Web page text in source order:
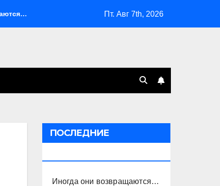
Или не возвращаются Оставить Путина одного
Пт. Авг 7th, 2026
ПОСЛЕДНИЕ
Иногда они возвращаются…